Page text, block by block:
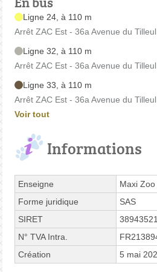
Ligne 24, à 110 m
Arrêt ZAC Est - 36a Avenue du Tilleul
Ligne 32, à 110 m
Arrêt ZAC Est - 36a Avenue du Tilleul
Ligne 33, à 110 m
Arrêt ZAC Est - 36a Avenue du Tilleul
Voir tout
Informations
Enseigne
Maxi Zoo
Forme juridique
SAS
SIRET
N° TVA Intra.
Création
5 mai